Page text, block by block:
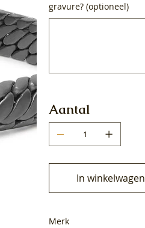
gravure? (optioneel)
Aantal
In winkelwagen
Merk